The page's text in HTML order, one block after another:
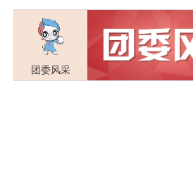
团委风采